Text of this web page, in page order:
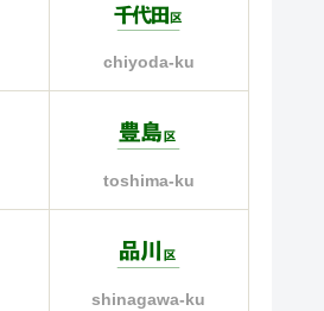
chiyoda-ku
toshima-ku
shinagawa-ku